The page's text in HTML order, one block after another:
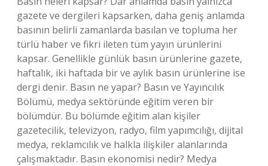
gazete ve dergileri kapsarken, daha geniş anlamda
basının belirli zamanlarda basılan ve topluma her
türlü haber ve fikri ileten tüm yayın ürünlerini
kapsar. Genellikle günlük basın ürünlerine gazete,
haftalık, iki haftada bir ve aylık basın ürünlerine ise
dergi denir. Basın ne yapar? Basın ve Yayıncılık
Bölümü, medya sektöründe eğitim veren bir
bölümdür. Bu bölümde eğitim alan kişiler
gazetecilik, televizyon, radyo, film yapımcılığı, dijital
medya, reklamcılık ve halkla ilişkiler alanlarında
çalışmaktadır. Basın ekonomisi nedir? Medya